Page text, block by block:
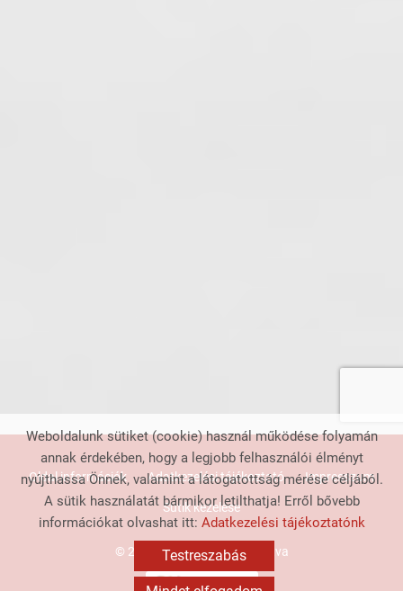
© 2026 - Minden jog fenntartva
Oldal információk Adatkezelési tájékoztató Impresszum
Sütik kezelése
Testreszabás
Weboldalunk sütiket (cookie) használ működése folyamán
annak érdekében, hogy a legjobb felhasználói élményt
nyújthassa Önnek, valamint a látogatottság mérése céljából.
A sütik használatát bármikor letilthatja! Erről bővebb
információkat olvashat itt: Adatkezelési tájékoztatónk